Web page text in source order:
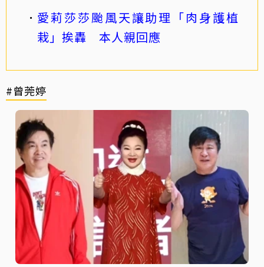
愛莉莎莎颱風天讓助理「肉身護植
栽」挨轟 本人親回應
#曾莞婷